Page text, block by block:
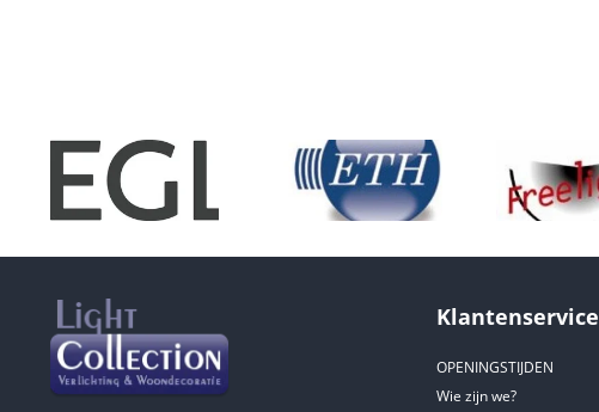
Klantenservice
OPENINGSTIJDEN
Wie zijn we?